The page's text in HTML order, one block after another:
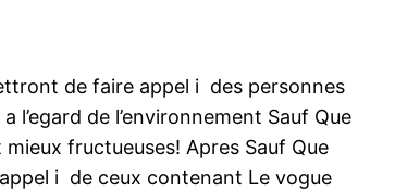
de faire appel i des personnes
de l’environnement Sauf Que
fructueuses! Apres Sauf Que
i de ceux contenant Le vogue